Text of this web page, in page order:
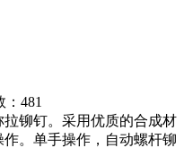
：481
铆钉。采用优质的合成材
。单手操作，自动螺杆铆